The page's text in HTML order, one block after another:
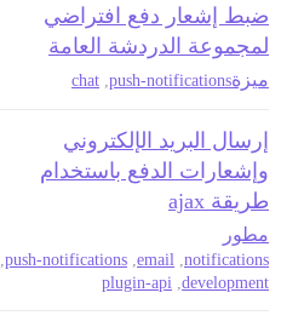
ضبط إشعار دفع افتراضي
لمجموعة الدردشة العامة
ميزةpush-notifications
chat
إرسال البريد الإلكتروني
وإشعارات الدفع باستخدام
طريقة ajax
مطور
notifications
,
email
,
push-notifications
,
development
,
plugin-api